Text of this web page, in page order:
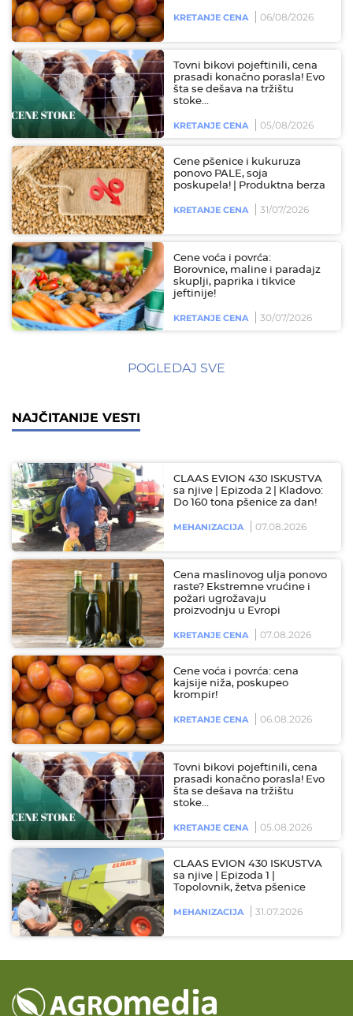
KRETANJE CENA 06/08/2026
Tovni bikovi pojeftinili, cena
prasadi konačno porasla! Evo
šta se dešava na tržištu
stoke...
KRETANJE CENA 05/08/2026
Cene pšenice i kukuruza
ponovo PALE, soja
poskupela! | Produktna berza
KRETANJE CENA 31/07/2026
Cene voća i povrća:
Borovnice, maline i paradajz
skuplji, paprika i tikvice
jeftinije!
KRETANJE CENA 30/07/2026
POGLEDAJ SVE
NAJČITANIJE VESTI
CLAAS EVION 430 ISKUSTVA
sa njive | Epizoda 2 | Kladovo:
Do 160 tona pšenice za dan!
MEHANIZACIJA 07.08.2026
Cena maslinovog ulja ponovo
raste? Ekstremne vrućine i
požari ugrožavaju
proizvodnju u Evropi
KRETANJE CENA 07.08.2026
Cene voća i povrća: cena
kajsije niža, poskupeo
krompir!
KRETANJE CENA 06.08.2026
Tovni bikovi pojeftinili, cena
prasadi konačno porasla! Evo
šta se dešava na tržištu
stoke…
KRETANJE CENA 05.08.2026
CLAAS EVION 430 ISKUSTVA
sa njive | Epizoda 1 |
Topolovnik, žetva pšenice
MEHANIZACIJA 31.07.2026